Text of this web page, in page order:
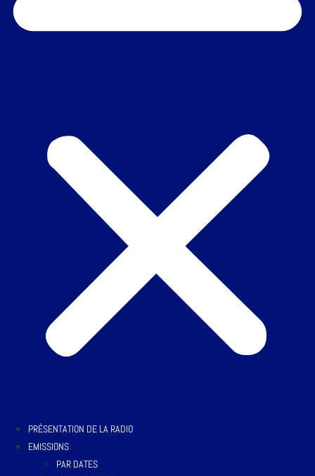
PRÉSENTATION DE LA RADIO
EMISSIONS
PAR DATES